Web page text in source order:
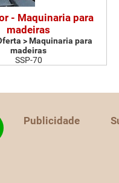
- Maquinaria para
madeiras
> Maquinaria para
madeiras
SSP-70
Publicidade